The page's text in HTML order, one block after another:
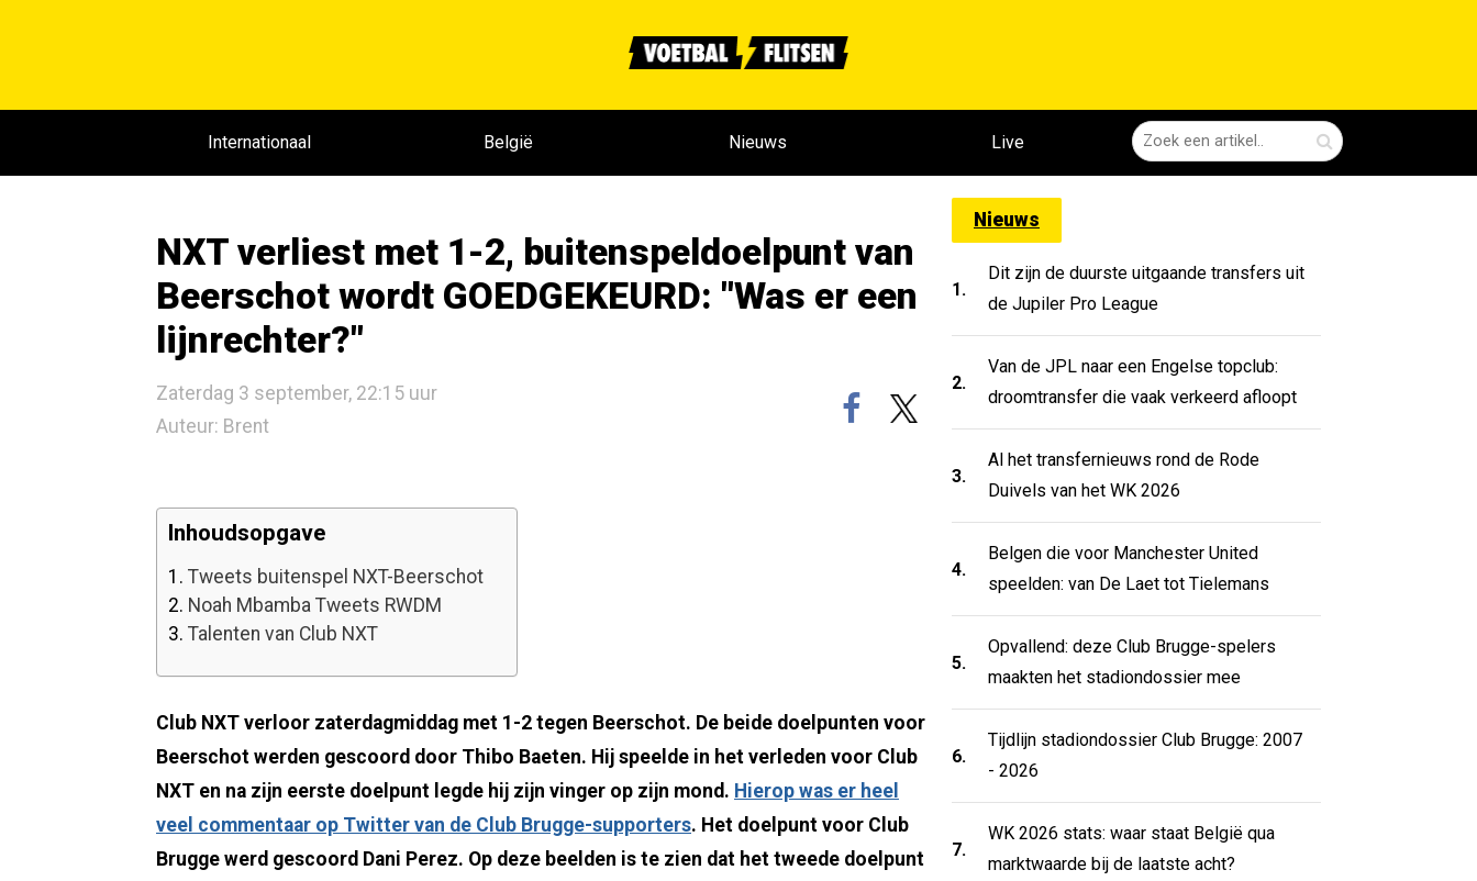
Internationaal België Nieuws Live
NXT verliest met 1-2, buitenspeldoelpunt van
Beerschot wordt GOEDGEKEURD: "Was er een
lijnrechter?"
Zaterdag 3 september, 22:15 uur
Auteur: Brent
Inhoudsopgave
1. Tweets buitenspel NXT-Beerschot
2. Noah Mbamba Tweets RWDM
3. Talenten van Club NXT
Club NXT verloor zaterdagmiddag met 1-2 tegen Beerschot. De beide doelpunten voor
Beerschot werden gescoord door Thibo Baeten. Hij speelde in het verleden voor Club
NXT en na zijn eerste doelpunt legde hij zijn vinger op zijn mond. Hierop was er heel
veel commentaar op Twitter van de Club Brugge-supporters. Het doelpunt voor Club
Brugge werd gescoord Dani Perez. Op deze beelden is te zien dat het tweede doelpunt
Nieuws
1.
Dit zijn de duurste uitgaande transfers uit
de Jupiler Pro League
2.
Van de JPL naar een Engelse topclub:
droomtransfer die vaak verkeerd afloopt
3.
Al het transfernieuws rond de Rode
Duivels van het WK 2026
4.
Belgen die voor Manchester United
speelden: van De Laet tot Tielemans
5.
Opvallend: deze Club Brugge-spelers
maakten het stadiondossier mee
6.
Tijdlijn stadiondossier Club Brugge: 2007
- 2026
7.
WK 2026 stats: waar staat België qua
marktwaarde bij de laatste acht?